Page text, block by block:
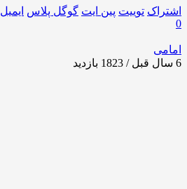
اشتراک توییت پین ایت گوگل‌ پلاس ایمیل
0
امامی
6 سال قبل / 1823
بازدید